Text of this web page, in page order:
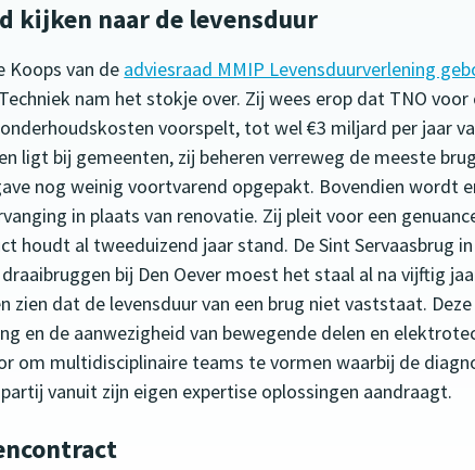
kijken naar de levensduur
Koops van de adviesraad MMIP Levensduurverlening
nam het stokje over. Zij wees erop dat TNO
voorspelt, tot wel €3 miljard per jaar
ligt bij gemeenten, zij beheren verreweg de meeste
nog weinig voortvarend opgepakt. Bovendien wordt
in plaats van renovatie. Zij pleit voor een
houdt al tweeduizend jaar stand. De Sint Servaasbrug
bij Den Oever moest het staal al na vijftig
zien dat de levensduur van een brug niet vaststaat.
en de aanwezigheid van bewegende delen en
om multidisciplinaire teams te vormen waarbij de
vanuit zijn eigen expertise oplossingen aandraagt.